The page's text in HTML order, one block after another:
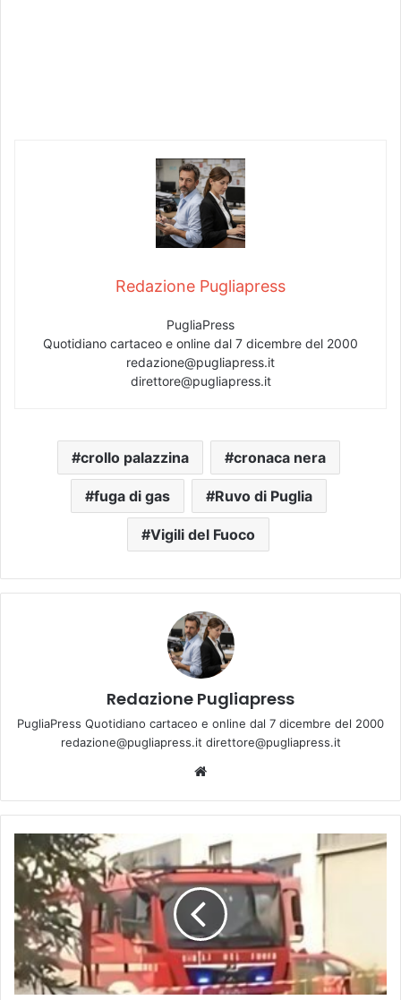
Redazione Pugliapress
PugliaPress
Quotidiano cartaceo e online dal 7 dicembre del 2000
redazione@pugliapress.it
direttore@pugliapress.it
crollo palazzina cronaca nera
fuga di gas Ruvo di Puglia
Vigili del Fuoco
Redazione Pugliapress
PugliaPress Quotidiano cartaceo e online dal 7 dicembre del 2000
redazione@pugliapress.it direttore@pugliapress.it
Esplosione
a
Ruvo
Puglia:
crolla
una
palazzina,
due